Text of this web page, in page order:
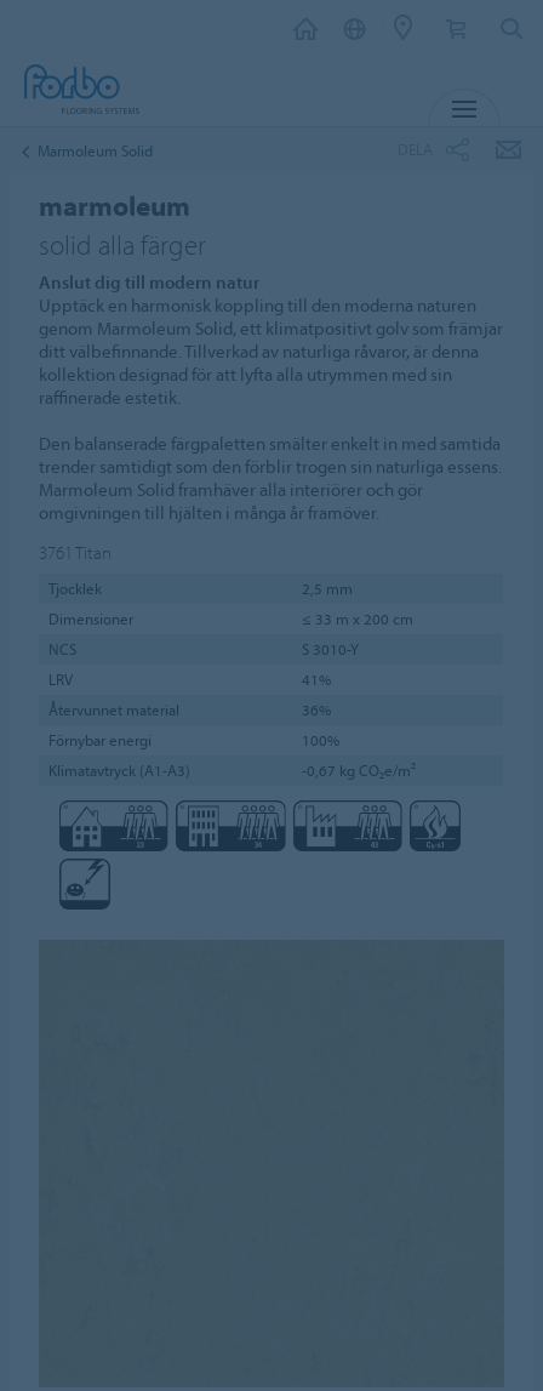
Marmoleum Solid
marmoleum
solid alla färger
Anslut dig till modern natur
Upptäck en harmonisk koppling till den moderna naturen
genom Marmoleum Solid, ett klimatpositivt golv som främjar
ditt välbefinnande. Tillverkad av naturliga råvaror, är denna
kollektion designad för att lyfta alla utrymmen med sin
raffinerade estetik.
Den balanserade färgpaletten smälter enkelt in med samtida
trender samtidigt som den förblir trogen sin naturliga essens.
Marmoleum Solid framhäver alla interiörer och gör
omgivningen till hjälten i många år framöver.
3761 Titan
Tjocklek
2,5 mm
Dimensioner
≤ 33 m x 200 cm
NCS
S 3010-Y
LRV
41%
Återvunnet material
36%
Förnybar energi
100%
Klimatavtryck (A1-A3)
-0,67 kg CO₂e/m²